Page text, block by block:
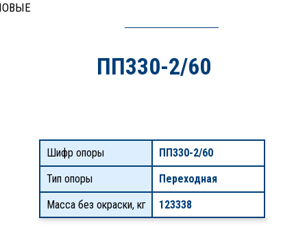
ПП330-2/60
Шифр опоры
Тип опоры
Масса без окраски, кг
ПП330-2/60
Переходная
123338